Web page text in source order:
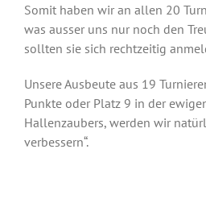
Somit haben wir an allen 20
was ausser uns nur noch den
sollten sie sich rechtzeitig
Unsere Ausbeute aus 19
Punkte oder Platz 9 in der
Hallenzaubers, werden wir
verbessern“.